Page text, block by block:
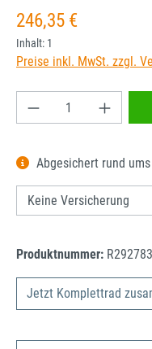
Regulärer Preis:
246,35 €
Inhalt: 1
Preise inkl. MwSt. zzgl.
Produkt Anzahl:
Abgesichert rund ums
Produktnummer:
Jetzt Komplettrad